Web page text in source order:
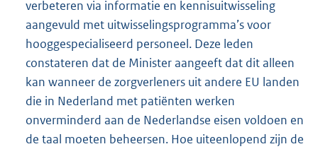
verbeteren via informatie en kennisuitwisseling
aangevuld met uitwisselingsprogramma’s voor
hooggespecialiseerd personeel. Deze leden
constateren dat de Minister aangeeft dat dit alleen
kan wanneer de zorgverleners uit andere EU landen
die in Nederland met patiënten werken
onverminderd aan de Nederlandse eisen voldoen en
de taal moeten beheersen. Hoe uiteenlopend zijn de